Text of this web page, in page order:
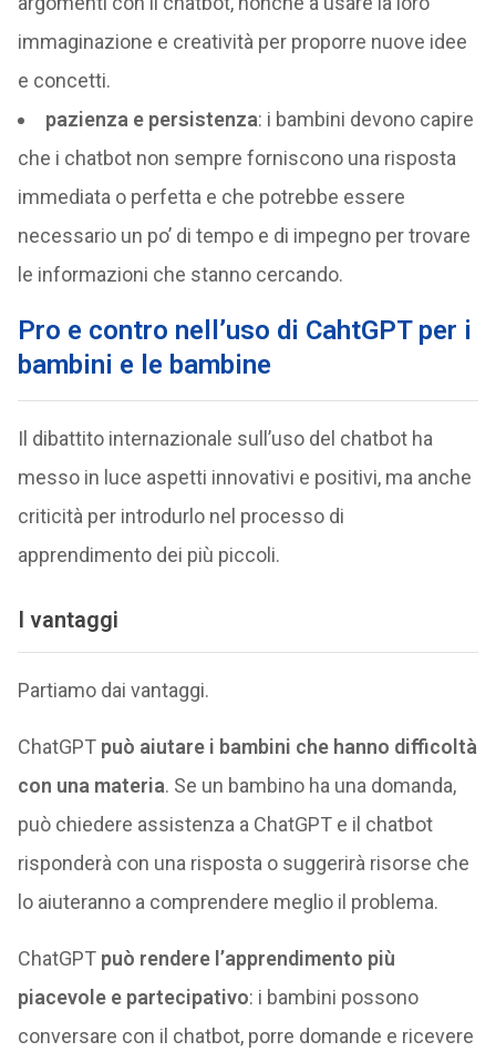
immaginazione e creatività per proporre nuove idee
e concetti.
pazienza e persistenza: i bambini devono capire
che i chatbot non sempre forniscono una risposta
immediata o perfetta e che potrebbe essere
necessario un po’ di tempo e di impegno per trovare
le informazioni che stanno cercando.
Pro e contro nell’uso di CahtGPT per i
bambini e le bambine
Il dibattito internazionale sull’uso del chatbot ha
messo in luce aspetti innovativi e positivi, ma anche
criticità per introdurlo nel processo di
apprendimento dei più piccoli.
I vantaggi
Partiamo dai vantaggi.
ChatGPTpuò aiutare i bambini che hanno difficoltà
con una materia. Se un bambino ha una domanda,
può chiedere assistenza a ChatGPT e il chatbot
risponderà con una risposta o suggerirà risorse che
lo aiuteranno a comprendere meglio il problema.
ChatGPT può rendere l’apprendimento più
piacevole e partecipativo: i bambini possono
conversare con il chatbot, porre domande e ricevere